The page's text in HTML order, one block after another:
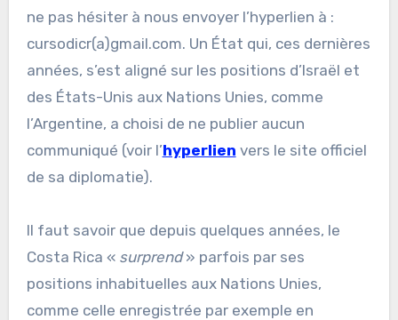
ne pas hésiter à nous envoyer l’hyperlien à :
cursodicr(a)gmail.com. Un État qui, ces dernières
années, s’est aligné sur les positions d’Israël et
des États-Unis aux Nations Unies, comme
l’Argentine, a choisi de ne publier aucun
communiqué (voir l’hyperlien vers le site officiel
de sa diplomatie).
Il faut savoir que depuis quelques années, le
Costa Rica « surprend» parfois par ses
positions inhabituelles aux Nations Unies,
comme celle enregistrée par exemple en